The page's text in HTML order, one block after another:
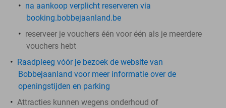
na aankoop verplicht reserveren via
booking.bobbejaanland.be
reserveer je vouchers één voor één als je meerdere
vouchers hebt
Raadpleeg vóór je bezoek de website van
Bobbejaanland voor meer informatie over de
openingstijden en parking
Attracties kunnen wegens onderhoud of